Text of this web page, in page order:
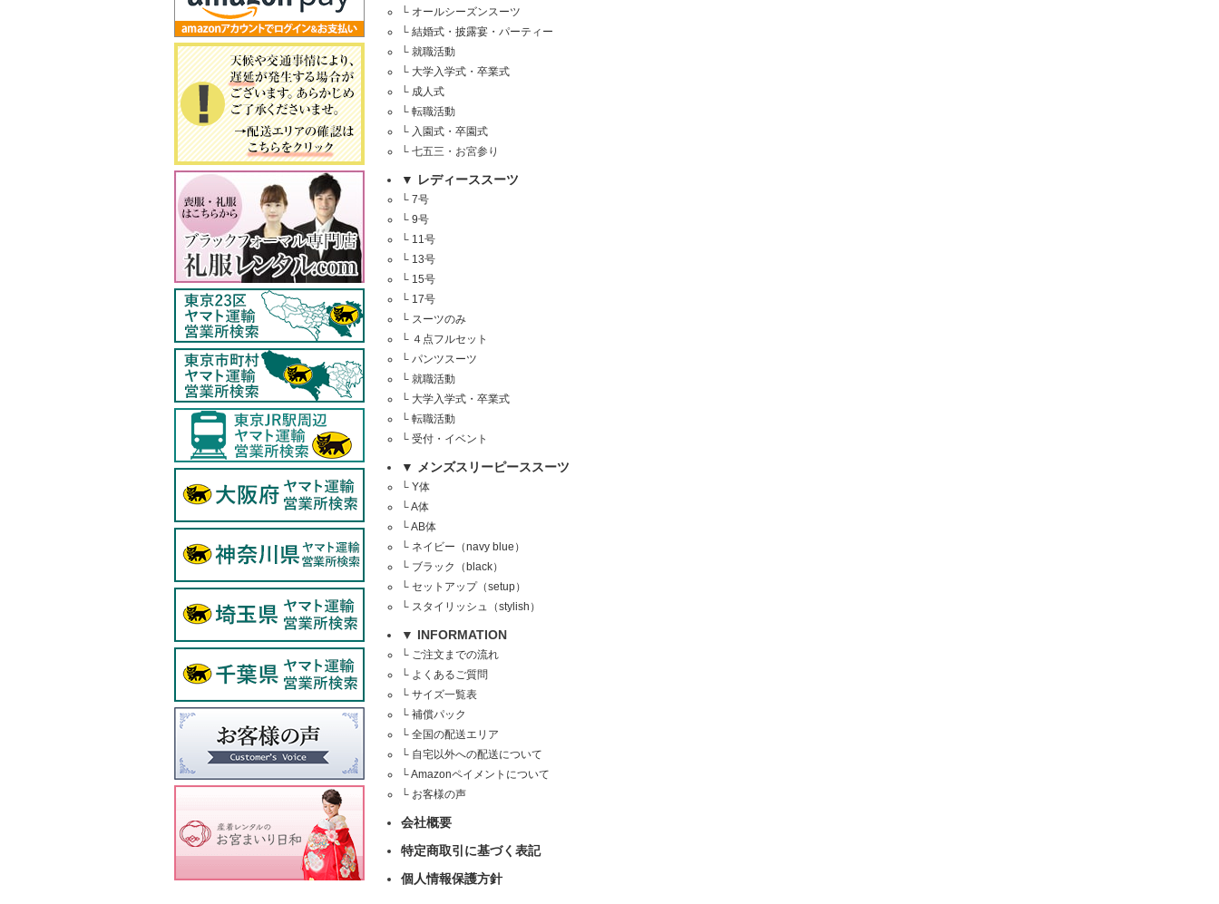
└ オールシーズンスーツ
└ 結婚式・披露宴・パーティー
└ 就職活動
└ 大学入学式・卒業式
└ 成人式
└ 転職活動
└ 入園式・卒園式
└ 七五三・お宮参り
▼ レディーススーツ
└ 7号
└ 9号
└ 11号
└ 13号
└ 15号
└ 17号
└ スーツのみ
└ ４点フルセット
└ パンツスーツ
└ 就職活動
└ 大学入学式・卒業式
└ 転職活動
└ 受付・イベント
▼ メンズスリーピーススーツ
└ Y体
└A体
└AB体
└ ネイビー（navy blue）
└ ブラック（black）
└ セットアップ（setup）
└ スタイリッシュ（stylish）
▼ INFORMATION
└ ご注文までの流れ
└ よくあるご質問
└ サイズ一覧表
└ 補償パック
└ 全国の配送エリア
└ 自宅以外への配送について
└Amazonペイメントについて
└ お客様の声
会社概要
特定商取引に基づく表記
個人情報保護方針